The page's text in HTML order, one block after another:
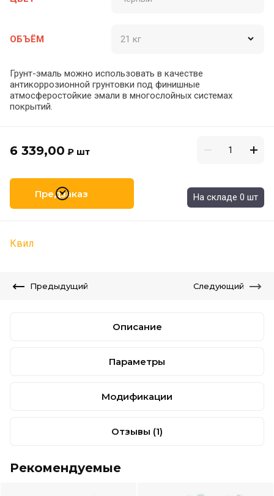
ОБЪЁМ
Грунт-эмаль можно использовать в качестве
антикоррозионной грунтовки под финишные
атмосферостойкие эмали в многослойных системах
покрытий.
6 339,00 ₽ шт
Предзаказ На складе 0 шт
Квил
Предыдущий Следующий
Описание
Параметры
Модификации
Отзывы (1)
Рекомендуемые